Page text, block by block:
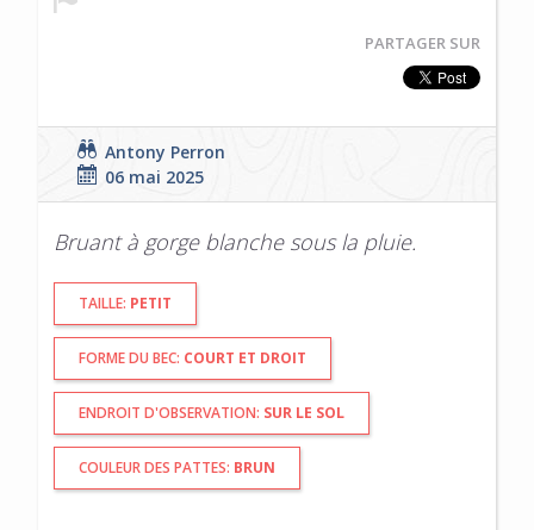
PARTAGER SUR
Antony Perron
06 mai 2025
Bruant à gorge blanche sous la pluie.
TAILLE: PETIT
FORME DU BEC: COURT ET DROIT
ENDROIT D'OBSERVATION: SUR LE SOL
COULEUR DES PATTES: BRUN